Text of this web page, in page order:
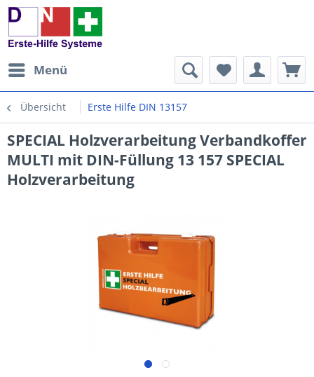
Menü
Übersicht Erste Hilfe DIN 13157
SPECIAL Holzverarbeitung Verbandkoffer
MULTI mit DIN-Füllung 13 157 SPECIAL
Holzverarbeitung